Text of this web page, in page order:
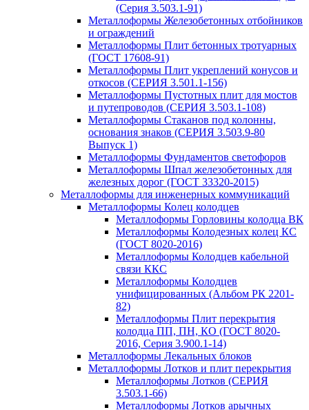
(Серия 3.503.1-91)
Металлоформы Железобетонных отбойников
и ограждений
Металлоформы Плит бетонных тротуарных
(ГОСТ 17608-91)
Металлоформы Плит укреплений конусов и
откосов (СЕРИЯ 3.501.1-156)
Металлоформы Пустотных плит для мостов
и путепроводов (СЕРИЯ 3.503.1-108)
Металлоформы Стаканов под колонны,
основания знаков (СЕРИЯ 3.503.9-80
Выпуск 1)
Металлоформы Фундаментов светофоров
Металлоформы Шпал железобетонных для
железных дорог (ГОСТ 33320-2015)
Металлоформы для инженерных коммуникаций
Металлоформы Колец колодцев
Металлоформы Горловины колодца ВК
Металлоформы Колодезных колец КС
(ГОСТ 8020-2016)
Металлоформы Колодцев кабельной
связи ККС
Металлоформы Колодцев
унифицированных (Альбом РК 2201-
82)
Металлоформы Плит перекрытия
колодца ПП, ПН, КО (ГОСТ 8020-
2016, Серия 3.900.1-14)
Металлоформы Лекальных блоков
Металлоформы Лотков и плит перекрытия
Металлоформы Лотков (СЕРИЯ
3.503.1-66)
Металлоформы Лотков арычных